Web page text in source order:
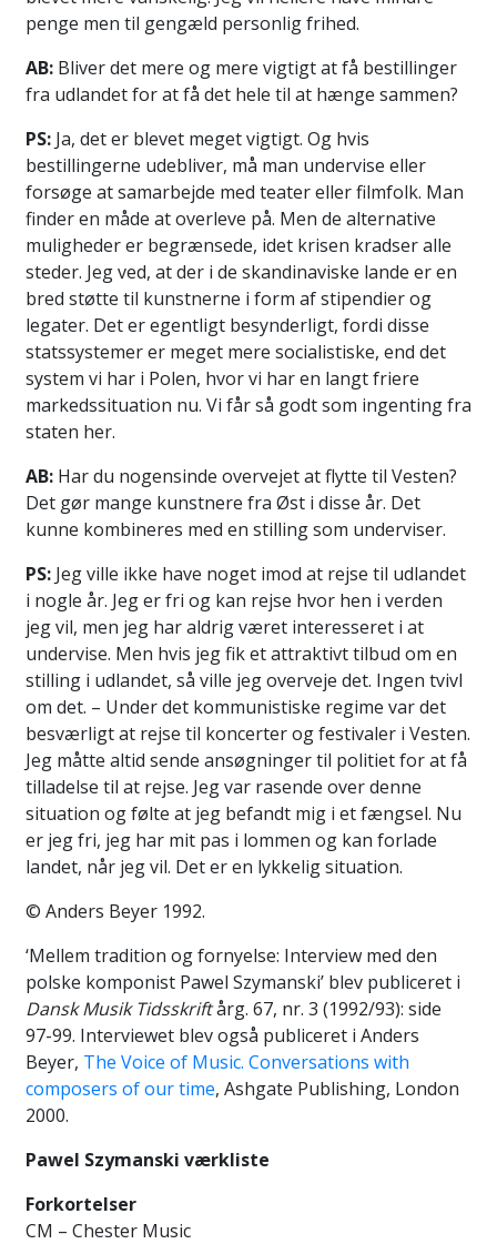
penge men til gengæld personlig frihed.
AB: Bliver det mere og mere vigtigt at få bestillinger
fra udlandet for at få det hele til at hænge sammen?
PS: Ja, det er blevet meget vigtigt. Og hvis
bestillingerne udebliver, må man undervise eller
forsøge at samarbejde med teater eller filmfolk. Man
finder en måde at overleve på. Men de alternative
muligheder er begrænsede, idet krisen kradser alle
steder. Jeg ved, at der i de skandinaviske lande er en
bred støtte til kunstnerne i form af stipendier og
legater. Det er egentligt besynderligt, fordi disse
statssystemer er meget mere socialistiske, end det
system vi har i Polen, hvor vi har en langt friere
markedssituation nu. Vi får så godt som ingenting fra
staten her.
AB: Har du nogensinde overvejet at flytte til Vesten?
Det gør mange kunstnere fra Øst i disse år. Det
kunne kombineres med en stilling som underviser.
PS: Jeg ville ikke have noget imod at rejse til udlandet
i nogle år. Jeg er fri og kan rejse hvor hen i verden
jeg vil, men jeg har aldrig været interesseret i at
undervise. Men hvis jeg fik et attraktivt tilbud om en
stilling i udlandet, så ville jeg overveje det. Ingen tvivl
om det. – Under det kommunistiske regime var det
besværligt at rejse til koncerter og festivaler i Vesten.
Jeg måtte altid sende ansøgninger til politiet for at få
tilladelse til at rejse. Jeg var rasende over denne
situation og følte at jeg befandt mig i et fængsel. Nu
er jeg fri, jeg har mit pas i lommen og kan forlade
landet, når jeg vil. Det er en lykkelig situation.
© Anders Beyer 1992.
‘Mellem tradition og fornyelse: Interview med den
polske komponist Pawel Szymanski’ blev publiceret i
Dansk Musik Tidsskriftårg. 67, nr. 3 (1992/93): side
97-99. Interviewet blev også publiceret i Anders
Beyer, The Voice of Music. Conversations with
composers of our time, Ashgate Publishing, London
2000.
Pawel Szymanski værkliste
Forkortelser
CM – Chester Music